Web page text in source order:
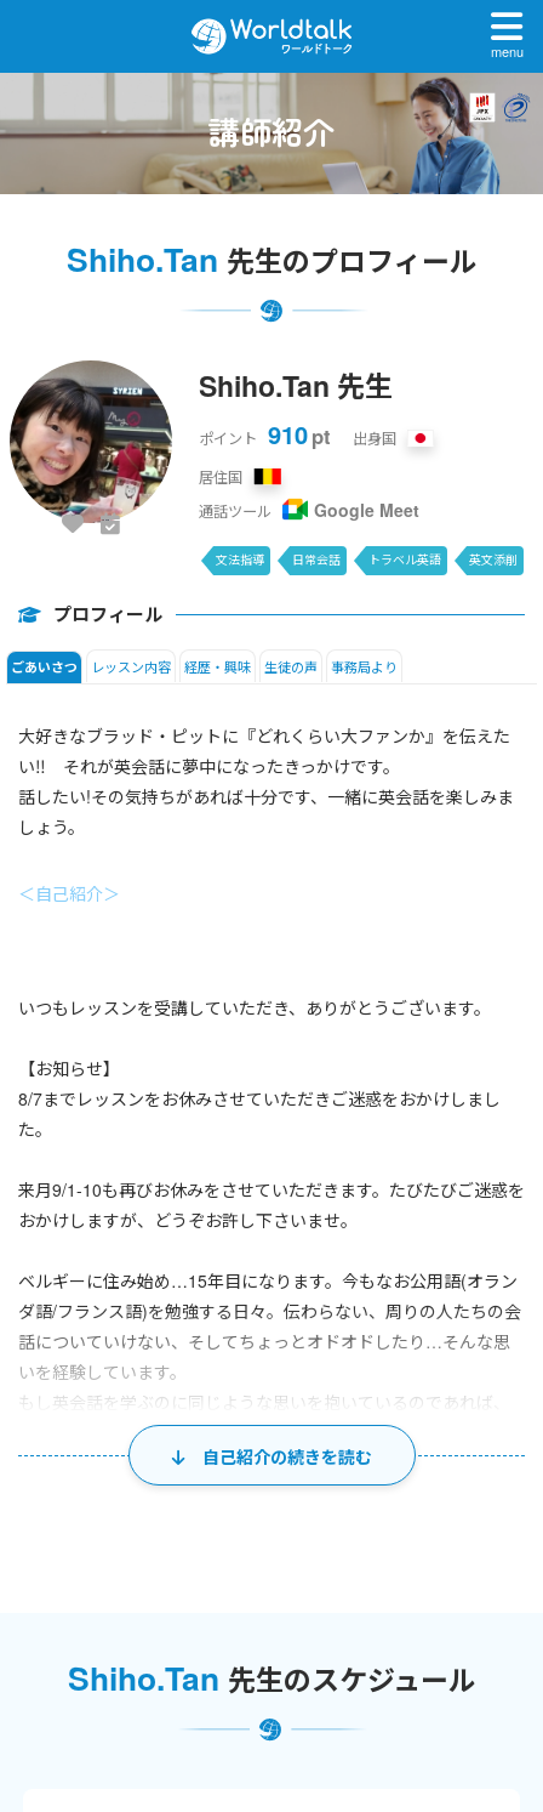
menu
講師紹介
Shiho.Tan 先生のプロフィール
Shiho.Tan 先生
ポイント 910pt
出身国
居住国
通話ツール
Google Meet
文法指導 日常会話 トラベル英語 英文添削
プロフィール
ごあいさつ レッスン内容 経歴・興味 生徒の声 事務局より
大好きなブラッド・ピットに『どれくらい大ファンか』を伝えた
い‼ それが英会話に夢中になったきっかけです。
話したい!その気持ちがあれば十分です、一緒に英会話を楽しみま
しょう。
＜自己紹介＞
いつもレッスンを受講していただき、ありがとうございます。
【お知らせ】
8/7までレッスンをお休みさせていただきご迷惑をおかけしまし
た。
来月9/1-10も再びお休みをさせていただきます。たびたびご迷惑を
おかけしますが、どうぞお許し下さいませ。
ベルギーに住み始め…15年目になります。今もなお公用語(オラン
ダ語/フランス語)を勉強する日々。伝わらない、周りの人たちの会
話についていけない、そしてちょっとオドオドしたり…そんな思
いを経験しています。
もし英会話を学ぶのに同じような思いを抱いているのであれば、
私と一緒に自信をつけていきましょう。
とにかくおしゃべりを楽しめるようになりたい方のお手伝いをさ
自己紹介の続きを読む
Shiho.Tan 先生のスケジュール